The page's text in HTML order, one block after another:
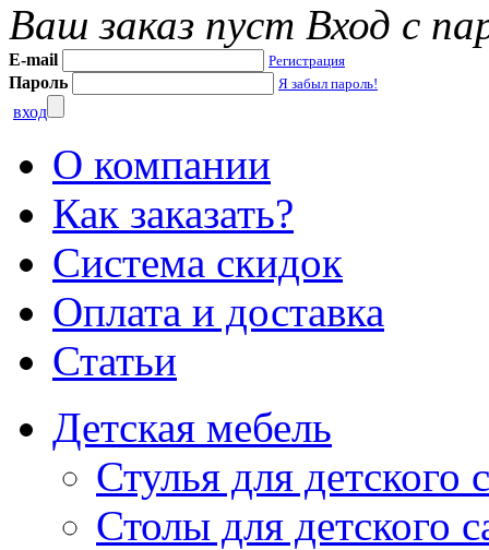
Ваш заказ пуст Вход с
E-mail Регистрация
Пароль Я забыл пароль!
вход
О компании
Как заказать?
Система скидок
Оплата и доставка
Статьи
Детская мебель
Стулья для детского
Столы для детского